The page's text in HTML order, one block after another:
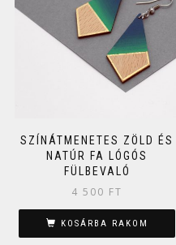
SZÍNÁTMENETES ZÖLD ÉS
NATÚR FA LÓGÓS
FÜLBEVALÓ
4 500 FT
KOSÁRBA RAKOM